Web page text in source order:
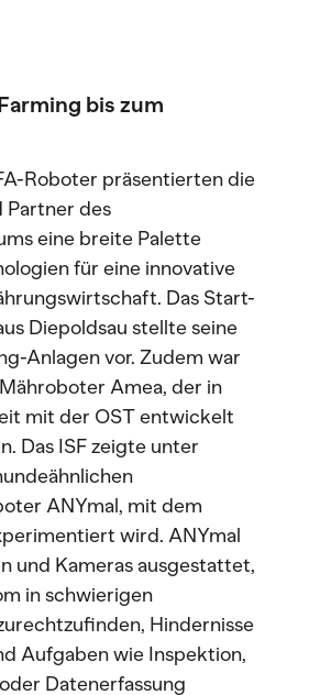
bis zum
Roboter präsentierten die
Partner des
eine breite Palette
für eine innovative
Das Start-
Diepoldsau stellte seine
Anlagen vor. Zudem war
Amea, der in
mit der OST entwickelt
Das ISF zeigte unter
ANYmal, mit dem
wird. ANYmal
und Kameras ausgestattet,
in schwierigen
Hindernisse
Aufgaben wie Inspektion,
Datenerfassung